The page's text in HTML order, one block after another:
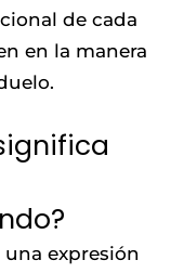
de cada
en la manera
una expresión